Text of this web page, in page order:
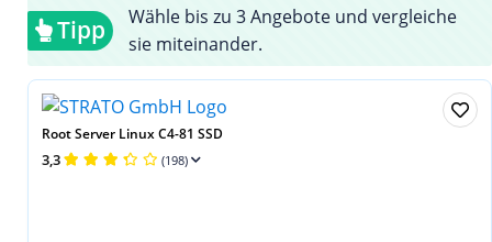
Tipp
Wähle bis zu 3 Angebote und vergleiche
sie miteinander.
Root Server Linux C4-81 SSD
3,3 (198)